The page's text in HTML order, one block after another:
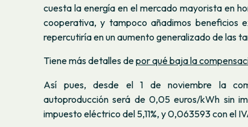
cuesta la energía en el mercado mayorista en
cooperativa, y tampoco añadimos beneficios
repercutiría en un aumento generalizado de las
Tiene más detalles depor qué baja la
Así pues, desde el 1 de noviembre la
autoproducción será de 0,05 euros/kWh sin
impuesto eléctrico del 5,11%, y 0,063593 con el